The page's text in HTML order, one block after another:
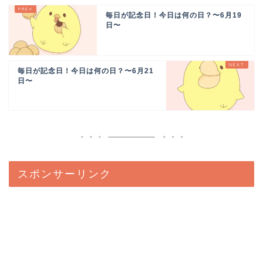
毎日が記念日！今日は何の日？〜6月19
日〜
毎日が記念日！今日は何の日？〜6月21
日〜
スポンサーリンク